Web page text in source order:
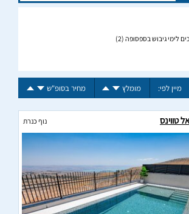
לימי גיבוש בספסופה (2)
מיין לפי: מומלץ מחיר בסופ"ש
טווינס נוף כנרת